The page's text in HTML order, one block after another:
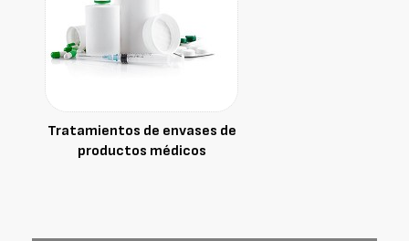
Tratamientos de envases de
productos médicos